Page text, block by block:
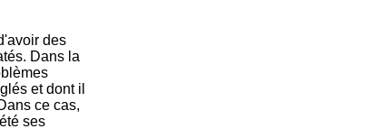
des
Dans la
et dont il
ce cas,
ses